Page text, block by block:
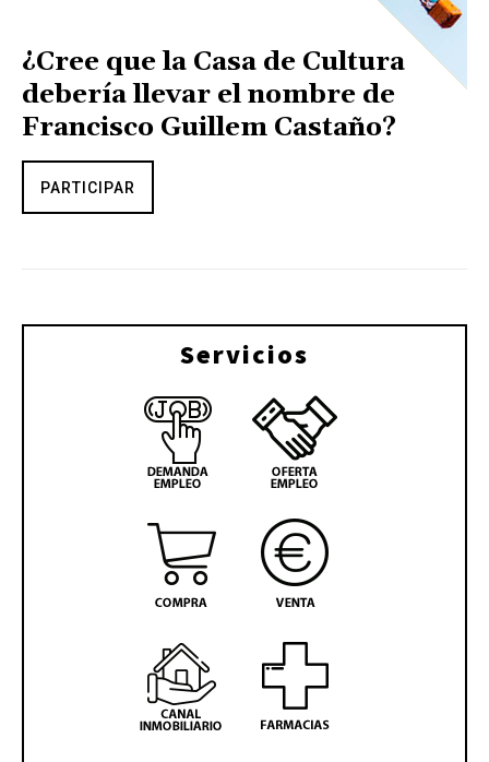
¿Cree que la Casa de Cultura
debería llevar el nombre de
Francisco Guillem Castaño?
PARTICIPAR
Servicios